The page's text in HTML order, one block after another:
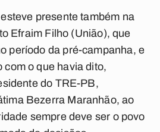
presente também na
Efraim Filho (União), que
período da pré-campanha, e
o que havia dito,
do TRE-PB,
Bezerra Maranhão, ao
sempre deve ser o povo